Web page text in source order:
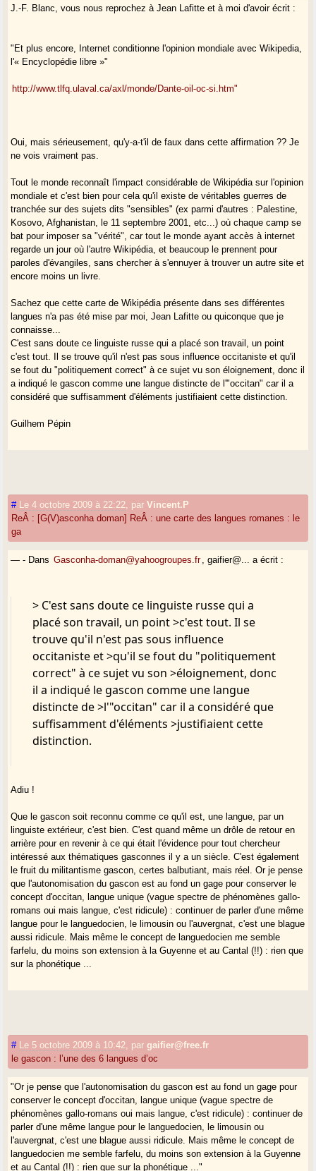
J.-F. Blanc, vous nous reprochez à Jean Lafitte et à moi d'avoir écrit :
"Et plus encore, Internet conditionne l'opinion mondiale avec Wikipedia,
l'« Encyclopédie libre »"
http://www.tlfq.ulaval.ca/axl/monde/Dante-oil-oc-si.htm"
Oui, mais sérieusement, qu'y-a-t'il de faux dans cette affirmation ?? Je
ne vois vraiment pas.
Tout le monde reconnaît l'impact considérable de Wikipédia sur l'opinion
mondiale et c'est bien pour cela qu'il existe de véritables guerres de
tranchée sur des sujets dits "sensibles" (ex parmi d'autres : Palestine,
Kosovo, Afghanistan, le 11 septembre 2001, etc...) où chaque camp se
bat pour imposer sa "vérité", car tout le monde ayant accès à internet
regarde un jour où l'autre Wikipédia, et beaucoup le prennent pour
paroles d'évangiles, sans chercher à s'ennuyer à trouver un autre site et
encore moins un livre.
Sachez que cette carte de Wikipédia présente dans ses différentes
langues n'a pas été mise par moi, Jean Lafitte ou quiconque que je
connaisse...
C'est sans doute ce linguiste russe qui a placé son travail, un point
c'est tout. Il se trouve qu'il n'est pas sous influence occitaniste et qu'il
se fout du "politiquement correct" à ce sujet vu son éloignement, donc il
a indiqué le gascon comme une langue distincte de l'"occitan" car il a
considéré que suffisamment d'éléments justifiaient cette distinction.
Guilhem Pépin
# Le 4 octobre 2009 à 22:22 parVincent.P
ReÂ : [G(V)asconha doman] ReÂ : une carte des langues romanes : le
ga
— - Dans Gasconha-doman@yahoogroupes.fr , gaifier@... a écrit :
> C'est sans doute ce linguiste russe qui a
placé son travail, un point >c'est tout. Il se
trouve qu'il n'est pas sous influence
occitaniste et >qu'il se fout du "politiquement
correct" à ce sujet vu son >éloignement, donc
il a indiqué le gascon comme une langue
distincte de >l'"occitan" car il a considéré que
suffisamment d'éléments >justifiaient cette
distinction.
Adiu !
Que le gascon soit reconnu comme ce qu'il est, une langue, par un
linguiste extérieur, c'est bien. C'est quand même un drôle de retour en
arrière pour en revenir à ce qui était l'évidence pour tout chercheur
intéressé aux thématiques gasconnes il y a un siècle. C'est également
le fruit du militantisme gascon, certes balbutiant, mais réel. Or je pense
que l'autonomisation du gascon est au fond un gage pour conserver le
concept d'occitan, langue unique (vague spectre de phénomènes gallo-
romans oui mais langue, c'est ridicule) : continuer de parler d'une même
langue pour le languedocien, le limousin ou l'auvergnat, c'est une blague
aussi ridicule. Mais même le concept de languedocien me semble
farfelu, du moins son extension à la Guyenne et au Cantal (!!) : rien que
sur la phonétique ...
# Le 5 octobre 2009 à 10:42 pargaifier@free.fr
le gascon : l’une des 6 langues d’oc
"Or je pense que l'autonomisation du gascon est au fond un gage pour
conserver le concept d'occitan, langue unique (vague spectre de
phénomènes gallo-romans oui mais langue, c'est ridicule) : continuer de
parler d'une même langue pour le languedocien, le limousin ou
l'auvergnat, c'est une blague aussi ridicule. Mais même le concept de
languedocien me semble farfelu, du moins son extension à la Guyenne
et au Cantal (!!) : rien que sur la phonétique ..."